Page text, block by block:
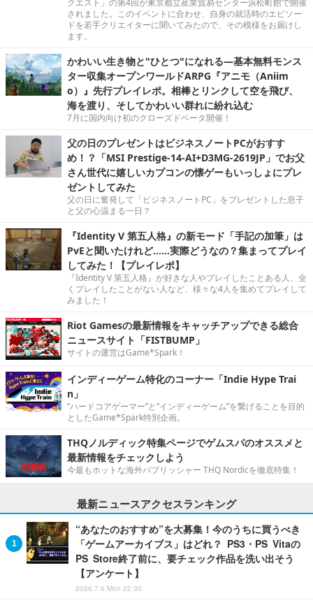
クエスト」の第4回が東京都立産業貿易センター浜松町館で開催
されました。このイベントに合わせ、自身の就活時のエピソー
ドを若手クリエイターに聞いてみたので、その模様をお届けし
ます。
かわいい生き物と"ひとつ"になれる―基本無料モンス
ター収集オープンワールドARPG『アニモ（Aniim
o）』先行プレイレポ。相棒とリンクして空を飛び、
海を渡り、そしてかわいい群れに紛れ込む
7月に国内向け初のクローズドベータ開催！
父の日のプレゼントはビジネスノートPCがおすす
め！？「MSI Prestige-14-AI+D3MG-2619JP」でお父
さん世代に嬉しいカプコンの懐ゲーもいっしょにプレ
ゼントしてみた
父の日に奮発して「ビジネスノートPC」をプレゼントした息子
と父の心温まる一日？
『Identity V 第五人格』の新モード「手記の加筆」は
PvEと聞いたけれど……実際どうなの？集まってプレイ
してみた！【プレイレポ】
『Identity V 第五人格』が好きな人やプレイしたことある人、全
くプレイしたことがない人など、様々な4人を集めてプレイして
みました！
Riot Gamesの最新情報をキャッチアップできる総合
ニュースサイト「FISTBUMP」
サイトの運営はGame*Spark！
インディーゲーム特化のコーナー「Indie Hype Trai
n」
“ハードコアゲーマー”と“インディーゲーム”を繋げることを目的
としたGame*Spark特別企画。
THQノルディック特集ページでゲムスパのオススメと
最新情報をチェックしよう
今最もホットな海外パブリッシャー THQ Nordicを徹底特集！
最新ニュースアクセスランキング
“あなたのおすすめ”を大募集！今のうちに買うべき
「ゲームアーカイブス」はどれ？ PS3・PS Vitaの
PS Store終了前に、要チェック作品を洗い出そう
【アンケート】
2026.7.6 Mon 22:30